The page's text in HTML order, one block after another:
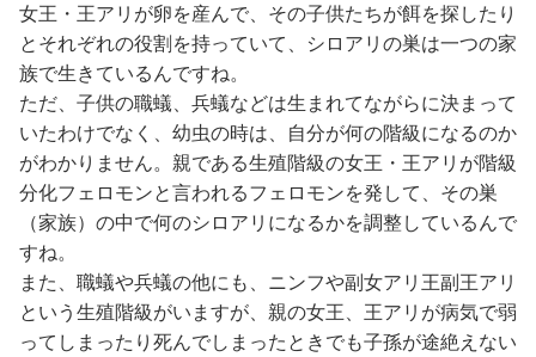
女王・王アリが卵を産んで、その子供たちが餌を探したり
とそれぞれの役割を持っていて、シロアリの巣は一つの家
族で生きているんですね。
ただ、子供の職蟻、兵蟻などは生まれてながらに決まって
いたわけでなく、幼虫の時は、自分が何の階級になるのか
がわかりません。親である生殖階級の女王・王アリが階級
分化フェロモンと言われるフェロモンを発して、その巣
（家族）の中で何のシロアリになるかを調整しているんで
すね。
また、職蟻や兵蟻の他にも、ニンフや副女アリ王副王アリ
という生殖階級がいますが、親の女王、王アリが病気で弱
ってしまったり死んでしまったときでも子孫が途絶えない